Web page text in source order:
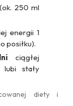
250 ml
energii 1
posiłku).
ciągłej
lubi stały
diety i